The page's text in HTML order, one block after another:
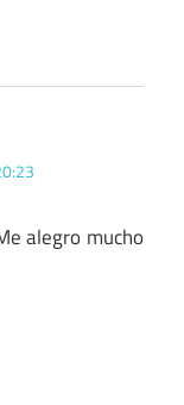
alegro mucho